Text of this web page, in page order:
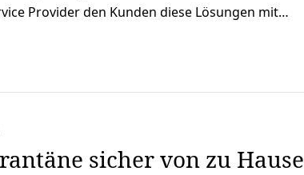
Provider den Kunden diese Lösungen mit…
sicher von zu Hause